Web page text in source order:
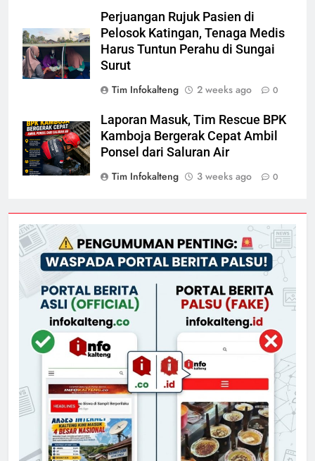
Perjuangan Rujuk Pasien di
Pelosok Katingan, Tenaga Medis
Harus Tuntun Perahu di Sungai
Surut
Tim Infokalteng
2 weeks ago 0
Laporan Masuk, Tim Rescue BPK
Kamboja Bergerak Cepat Ambil
Ponsel dari Saluran Air
Tim Infokalteng
3 weeks ago 0